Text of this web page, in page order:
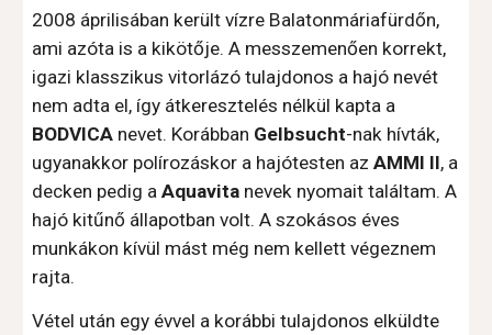
2008 áprilisában került vízre Balatonmáriafürdőn,
ami azóta is a kikötője. A messzemenően korrekt,
igazi klasszikus vitorlázó tulajdonos a hajó nevét
BODVICA nevet. Korábban Gelbsucht-nak hívták,
ugyanakkor polírozáskor a hajótesten az AMMI ll, a
decken pedig a Aquavita nevek nyomait találtam. A
hajó kitűnő állapotban volt. A szokásos éves
munkákon kívül mást még nem kellett végeznem
rajta.
Vétel után egy évvel a korábbi tulajdonos elküldte